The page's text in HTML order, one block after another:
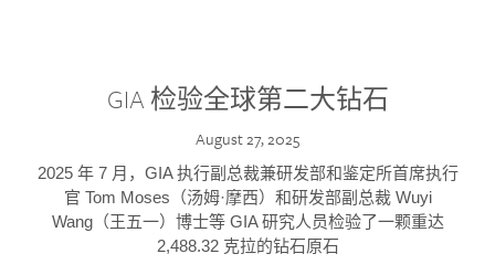
GIA 检验全球第二大钻石
August 27, 2025
2025 年 7 月，GIA 执行副总裁兼研发部和鉴定所首席执行
官 Tom Moses（汤姆·摩西）和研发部副总裁 Wuyi
Wang（王五一）博士等 GIA 研究人员检验了一颗重达
2,488.32 克拉的钻石原石